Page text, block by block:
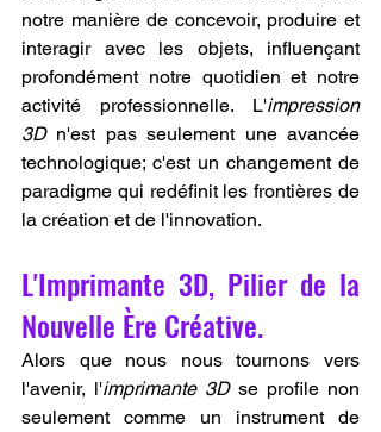
notre manière de concevoir, produire et
interagir avec les objets, influençant
profondément notre quotidien et notre
activité professionnelle. L'impression
3D n'est pas seulement une avancée
technologique; c'est un changement de
paradigme qui redéfinit les frontières de
la création et de l'innovation.
L'Imprimante 3D, Pilier de la
Nouvelle Ère Créative.
Alors que nous nous tournons vers
l'avenir, l'imprimante 3D se profile non
seulement comme un instrument de